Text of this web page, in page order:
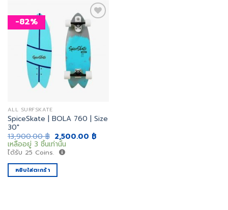
-82%
สิ่งที่
อยาก
ALL SURFSKATE
SpiceSkate | BOLA 760 | Size
30″
13,900.00฿ Original
price
was:
13,900.00 ฿.
2,500.00 ฿Current
เหลืออยู่ 3 ชิ้นเท่านั้น
ได้รับ 25 Coins.
หยิบใส่ตะกร้า